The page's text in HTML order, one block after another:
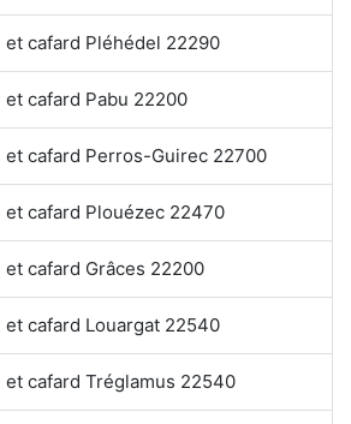
cafard Pléhédel 22290
cafard Pabu 22200
cafard Perros-Guirec 22700
cafard Plouézec 22470
cafard Grâces 22200
cafard Louargat 22540
cafard Tréglamus 22540